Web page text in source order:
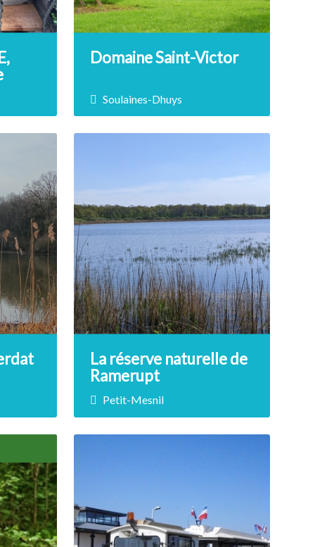
de la
bord
rivière
des
faune
Domaine Saint-Victor
Soulaines-Dhuys
Prix non renseigné
domaine pour découvrir une faune
arboretum, jardin médiéval et
observation des daims vous ferez
le plein de nature.
DÉCOUVRIR
le
La réserve naturelle de
Ramerupt
Petit-Mesnil
Prix non renseigné
Champagne humide